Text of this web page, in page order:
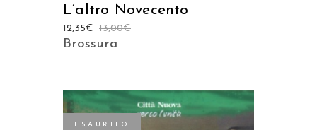
L’altro Novecento
13,00€
12,35€
Brossura
ESAURITO